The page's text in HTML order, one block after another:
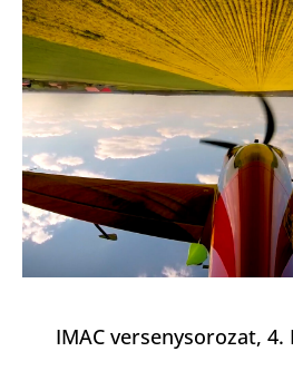
IMAC versenysorozat, 4.